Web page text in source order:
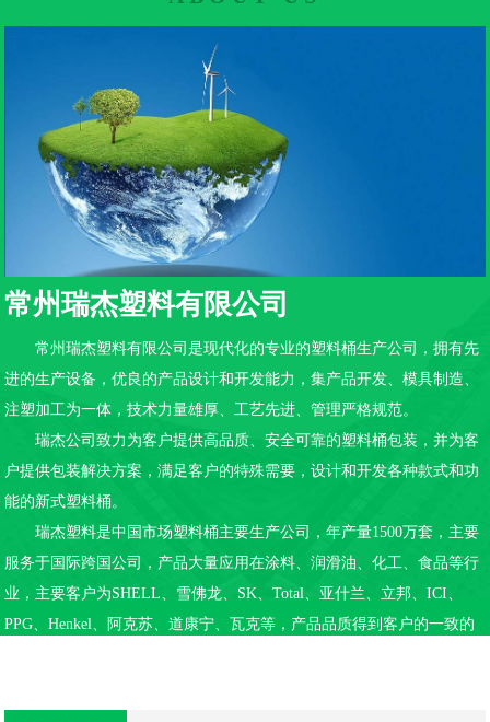
常州瑞杰塑料有限公司
常州瑞杰塑料有限公司是现代化的专业的塑料桶生产公司，拥有先
进的生产设备，优良的产品设计和开发能力，集产品开发、模具制造、
注塑加工为一体，技术力量雄厚、工艺先进、管理严格规范。
瑞杰公司致力为客户提供高品质、安全可靠的塑料桶包装，并为客
户提供包装解决方案，满足客户的特殊需要，设计和开发各种款式和功
能的新式塑料桶。
瑞杰塑料是中国市场塑料桶主要生产公司，年产量1500万套，主要
服务于国际跨国公司，产品大量应用在涂料、润滑油、化工、食品等行
业，主要客户为SHELL、雪佛龙、SK、Total、亚什兰、立邦、ICI、
PPG、Henkel、阿克苏、道康宁、瓦克等，产品品质得到客户的一致的